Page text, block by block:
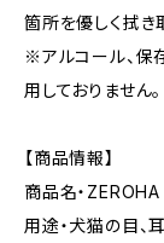
箇所を優しく拭き
※アルコール、保
用しておりません。
【商品情報】
商品名・
用途・犬猫の目、